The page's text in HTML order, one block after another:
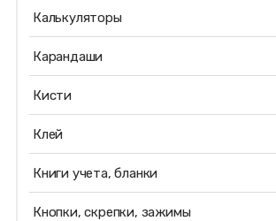
Калькуляторы
Карандаши
Кисти
Клей
Книги учета, бланки
Кнопки, скрепки, зажимы